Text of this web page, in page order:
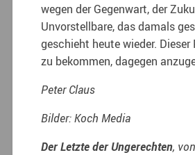
wegen der Gegenwart, der
Unvorstellbare, das damals
geschieht heute wieder.
zu bekommen, dagegen
Peter Claus
Bilder: Koch Media
Der Letzte der Ungerechten,